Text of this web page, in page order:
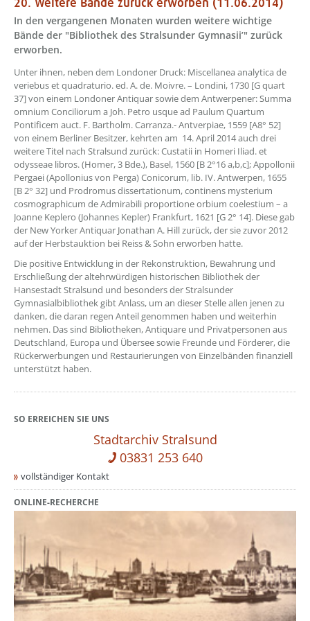
20. Weitere Bände zurück erworben (11.06.2014)
In den vergangenen Monaten wurden weitere wichtige
Bände der "Bibliothek des Stralsunder Gymnasii’" zurück
erworben.
Unter ihnen, neben dem Londoner Druck: Miscellanea analytica de
veriebus et quadraturio. ed. A. de. Moivre. – Londini, 1730 [G quart
37] von einem Londoner Antiquar sowie dem Antwerpener: Summa
omnium Conciliorum a Joh. Petro usque ad Paulum Quartum
Pontificem auct. F. Bartholm. Carranza.- Antverpiae, 1559 [A8° 52]
von einem Berliner Besitzer, kehrten am 14. April 2014 auch drei
weitere Titel nach Stralsund zurück: Custatii in Homeri Iliad. et
odysseae libros. (Homer, 3 Bde.), Basel, 1560 [B 2°16 a,b,c]; Appollonii
Pergaei (Apollonius von Perga) Conicorum, lib. IV. Antwerpen, 1655
[B 2° 32] und Prodromus dissertationum, continens mysterium
cosmographicum de Admirabili proportione orbium coelestium – a
Joanne Keplero (Johannes Kepler) Frankfurt, 1621 [G 2° 14]. Diese gab
der New Yorker Antiquar Jonathan A. Hill zurück, der sie zuvor 2012
auf der Herbstauktion bei Reiss & Sohn erworben hatte.
Die positive Entwicklung in der Rekonstruktion, Bewahrung und
Erschließung der altehrwürdigen historischen Bibliothek der
Hansestadt Stralsund und besonders der Stralsunder
Gymnasialbibliothek gibt Anlass, um an dieser Stelle allen jenen zu
danken, die daran regen Anteil genommen haben und weiterhin
nehmen. Das sind Bibliotheken, Antiquare und Privatpersonen aus
Deutschland, Europa und Übersee sowie Freunde und Förderer, die
Rückerwerbungen und Restaurierungen von Einzelbänden finanziell
unterstützt haben.
SO ERREICHEN SIE UNS
Stadtarchiv Stralsund
03831 253 640
vollständiger Kontakt
ONLINE-RECHERCHE